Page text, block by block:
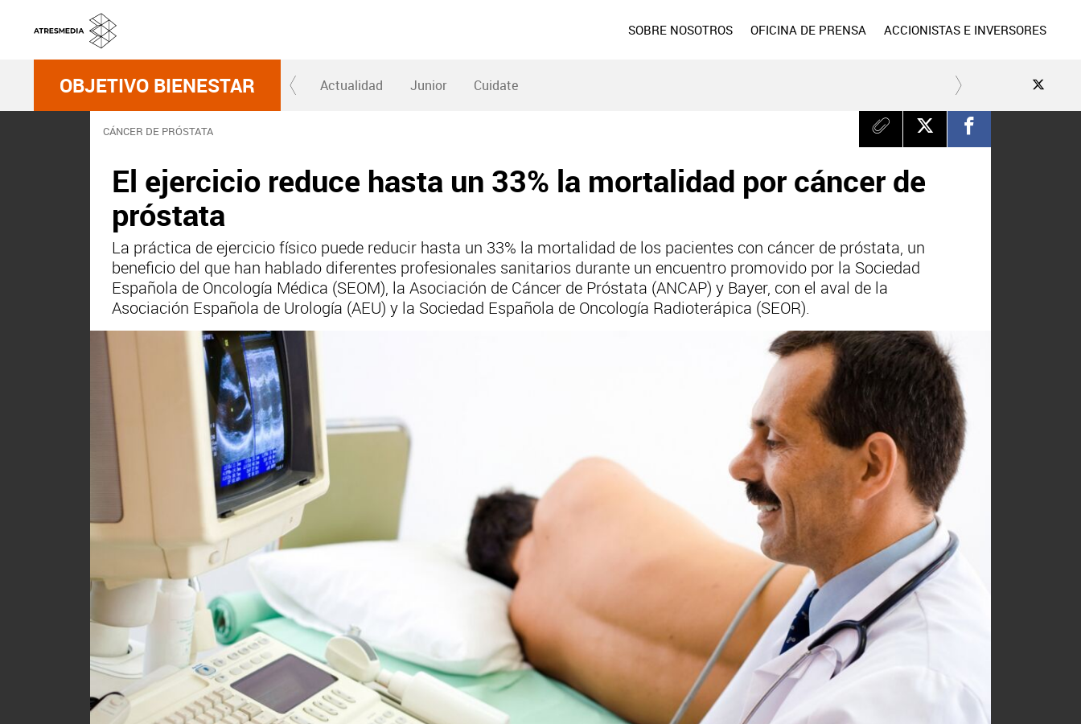
SOBRE NOSOTROS OFICINA DE PRENSA ACCIONISTAS E INVERSORES
OBJETIVO BIENESTAR Actualidad Junior Cuidate
CÁNCER DE PRÓSTATA
El ejercicio reduce hasta un 33% la mortalidad por cáncer de
próstata
La práctica de ejercicio físico puede reducir hasta un 33% la mortalidad de los pacientes con cáncer de próstata, un
beneficio del que han hablado diferentes profesionales sanitarios durante un encuentro promovido por la Sociedad
Española de Oncología Médica (SEOM), la Asociación de Cáncer de Próstata (ANCAP) y Bayer, con el aval de la
Asociación Española de Urología (AEU) y la Sociedad Española de Oncología Radioterápica (SEOR).